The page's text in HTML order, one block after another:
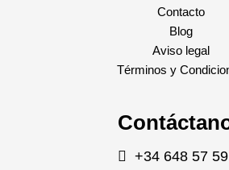
Contacto
Blog
Aviso legal
Términos y
+34 648 57